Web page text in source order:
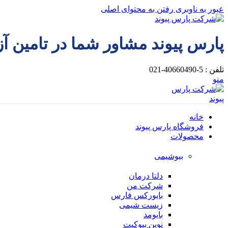
عبور به ناوبری رفتن به محتوای اصلی
پارس پیوند مشاور شما در تامین
تلفن : 5-40660490-021
منو
خانه
فروشگاه پارس پیوند
محصولات
بیوشیمی
دلتا درمان
شرکت من
بایورکس فارس
زیست شیمی
بایومد
نوین بیوکیت